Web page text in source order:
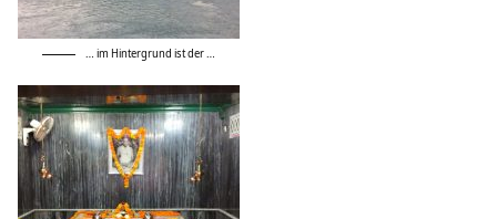
… im Hintergrund ist der …